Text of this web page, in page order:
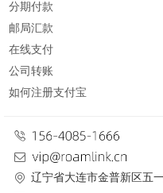
分期付款
邮局汇款
在线支付
公司转账
如何注册支付宝
辽宁省大连市金普新区五